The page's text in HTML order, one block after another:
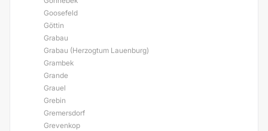
Goosefeld
Göttin
Grabau
Grabau (Herzogtum Lauenburg)
Grambek
Grande
Grauel
Grebin
Gremersdorf
Grevenkop